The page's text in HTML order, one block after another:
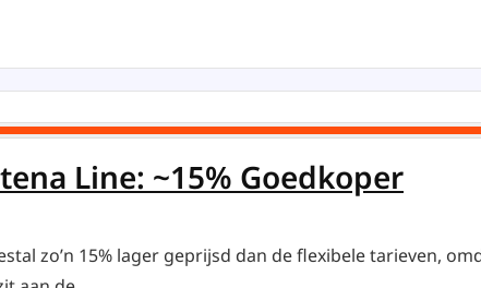
Line: ~15% Goedkoper
zo’n 15% lager geprijsd dan de flexibele tarieven,